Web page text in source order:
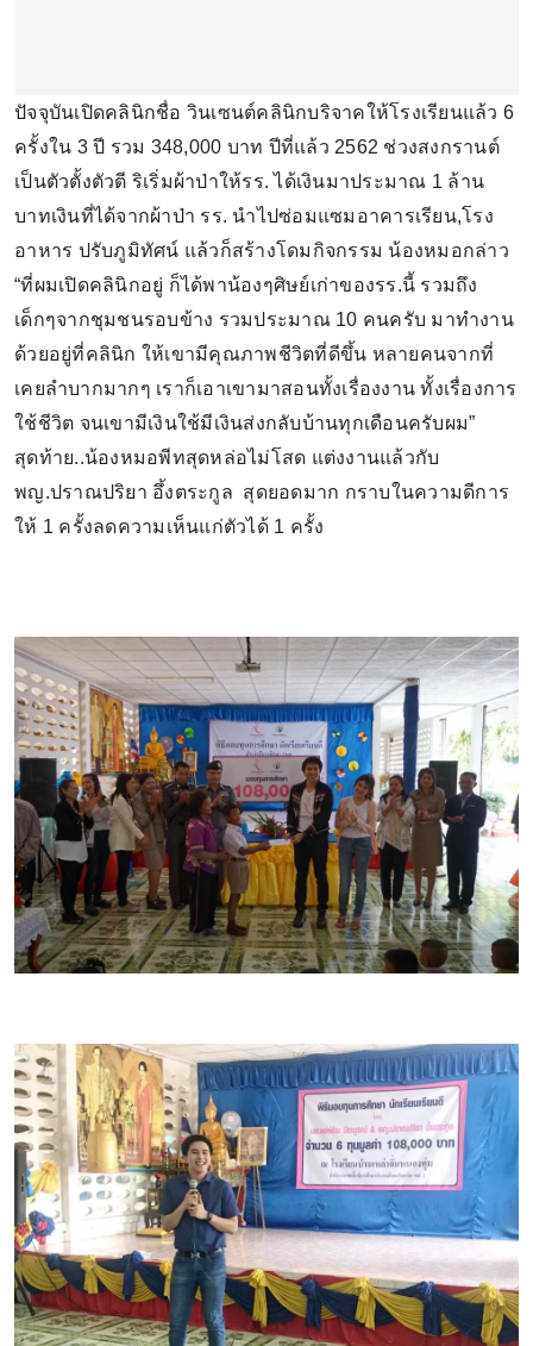
ปัจจุบันเปิดคลินิกชื่อ วินเซนต์คลินิกบริจาคให้โรงเรียนแล้ว 6
ครั้งใน 3 ปี รวม 348,000 บาท ปีที่แล้ว 2562 ช่วงสงกรานต์
เป็นตัวตั้งตัวตี ริเริ่มผ้าป่าให้รร. ได้เงินมาประมาณ 1 ล้าน
บาทเงินที่ได้จากผ้าป่า รร. นำไปซ่อมแซมอาคารเรียน,โรง
อาหาร ปรับภูมิทัศน์ แล้วก็สร้างโดมกิจกรรม น้องหมอกล่าว
“ที่ผมเปิดคลินิกอยู่ ก็ได้พาน้องๆศิษย์เก่าของรร.นี้ รวมถึง
เด็กๆจากชุมชนรอบข้าง รวมประมาณ 10 คนครับ มาทำงาน
ด้วยอยู่ที่คลินิก ให้เขามีคุณภาพชีวิตที่ดีขึ้น หลายคนจากที่
เคยลำบากมากๆ เราก็เอาเขามาสอนทั้งเรื่องงาน ทั้งเรื่องการ
ใช้ชีวิต จนเขามีเงินใช้มีเงินส่งกลับบ้านทุกเดือนครับผม”
สุดท้าย..น้องหมอพีทสุดหล่อไม่โสด แต่งงานแล้วกับ
พญ.ปราณปริยา อึ้งตระกูล สุดยอดมาก กราบในความดีการ
ให้ 1 ครั้งลดความเห็นแก่ตัวได้ 1 ครั้ง